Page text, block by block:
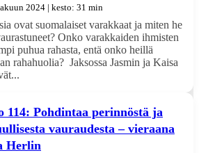
2024 | kesto: 31 min
ovat suomalaiset varakkaat ja miten he
Onko varakkaiden ihmisten
puhua rahasta, entä onko heillä
rahahuolia? Jaksossa Jasmin ja Kaisa
114: Pohdintaa perinnöstä ja
vauraudesta – vieraana
Herlin